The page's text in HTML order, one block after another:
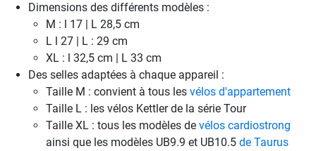
Dimensions des différents modèles :
M : l 17 | L 28,5 cm
L l 27 | L : 29 cm
XL : l 32,5 cm | L 33 cm
Des selles adaptées à chaque appareil :
Taille M : convient à tous les vélos d'appartement
Taille L : les vélos Kettler de la série Tour
Taille XL : tous les modèles de vélos cardiostrong
ainsi que les modèles UB9.9 et UB10.5 de Taurus